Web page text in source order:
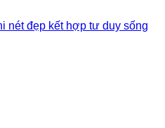
nét đẹp kết hợp tư duy sống